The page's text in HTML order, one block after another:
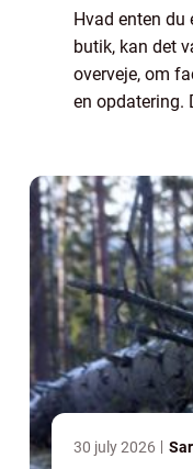
Hvad enten du
butik, kan det
overveje, om
en opdatering.
ma...
30 july 2026